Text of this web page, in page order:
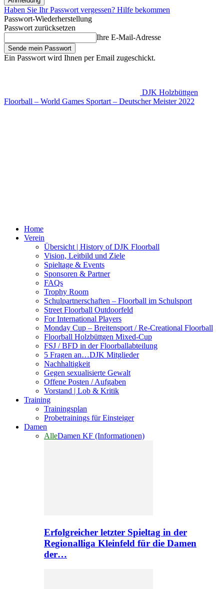
Haben Sie Ihr Passwort vergessen? Hilfe bekommen
Passwort-Wiederherstellung
Passwort zurücksetzen
Ihre E-Mail-Adresse
Ein Passwort wird Ihnen per Email zugeschickt.
DJK Holzbüttgen
Floorball – World Games Sportart – Deutscher Meister 2022
Home
Verein
Übersicht | History of DJK Floorball
Vision, Leitbild und Ziele
Spieltage & Events
Sponsoren & Partner
FAQs
Trophy Room
Schulpartnerschaften – Floorball im Schulsport
Street Floorball Outdoorfeld
For International Players
Monday Cup – Breitensport / Re-Creational Floorball
Floorball Holzbüttgen Mixed-Cup
FSJ / BFD in der Floorballabteilung
5 Fragen an…DJK Mitglieder
Nachhaltigkeit
Gegen sexualisierte Gewalt
Offene Posten / Aufgaben
Vorstand | Lob & Kritik
Training
Trainingsplan
Probetrainings für Einsteiger
Damen
AlleDamen KF (Informationen)
Erfolgreicher letzter Spieltag in der
Regionalliga Kleinfeld für die Damen
der…